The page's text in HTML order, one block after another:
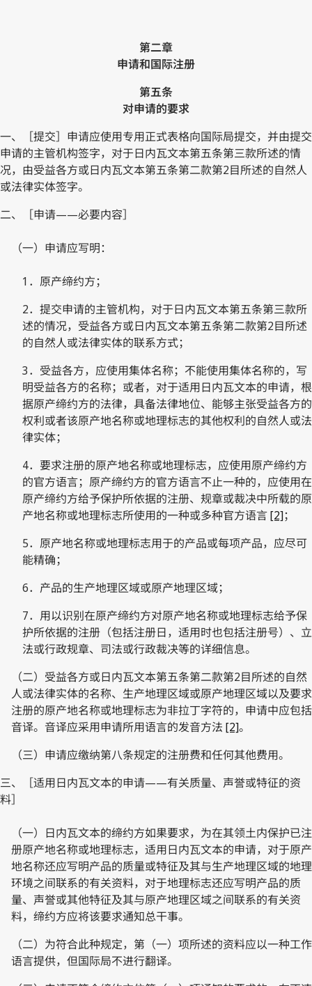
第二章
申请和国际注册
第五条
对申请的要求
一、［提交］申请应使用专用正式表格向国际局提交，并由提交
申请的主管机构签字，对于日内瓦文本第五条第三款所述的情
况，由受益各方或日内瓦文本第五条第二款第2目所述的自然人
或法律实体签字。
二、［申请——必要内容］
（一）申请应写明：
1．原产缔约方；
2．提交申请的主管机构，对于日内瓦文本第五条第三款所
述的情况，受益各方或日内瓦文本第五条第二款第2目所述
的自然人或法律实体的联系方式；
3．受益各方，应使用集体名称；不能使用集体名称的，写
明受益各方的名称；或者，对于适用日内瓦文本的申请，根
据原产缔约方的法律，具备法律地位、能够主张受益各方的
权利或者该原产地名称或地理标志的其他权利的自然人或法
律实体；
4．要求注册的原产地名称或地理标志，应使用原产缔约方
的官方语言；原产缔约方的官方语言不止一种的，应使用在
原产缔约方给予保护所依据的注册、规章或裁决中所载的原
产地名称或地理标志所使用的一种或多种官方语言[2]；
5．原产地名称或地理标志用于的产品或每项产品，应尽可
能精确；
6．产品的生产地理区域或原产地理区域；
7．用以识别在原产缔约方对原产地名称或地理标志给予保
护所依据的注册（包括注册日，适用时也包括注册号）、立
法或行政规章、司法或行政裁决等的详细信息。
（二）受益各方或日内瓦文本第五条第二款第2目所述的自然
人或法律实体的名称、生产地理区域或原产地理区域以及要求
注册的原产地名称或地理标志为非拉丁字符的，申请中应包括
音译。音译应采用申请所用语言的发音方法 [2]。
（三）申请应缴纳第八条规定的注册费和任何其他费用。
三、［适用日内瓦文本的申请——有关质量、声誉或特征的资
料］
（一）日内瓦文本的缔约方如果要求，为在其领土内保护已注
册原产地名称或地理标志，适用日内瓦文本的申请，对于原产
地名称还应写明产品的质量或特征及其与生产地理区域的地理
环境之间联系的有关资料，对于地理标志还应写明产品的质
量、声誉或其他特征及其与原产地理区域之间联系的有关资
料，缔约方应将该要求通知总干事。
（二）为符合此种规定，第（一）项所述的资料应以一种工作
语言提供，但国际局不进行翻译。